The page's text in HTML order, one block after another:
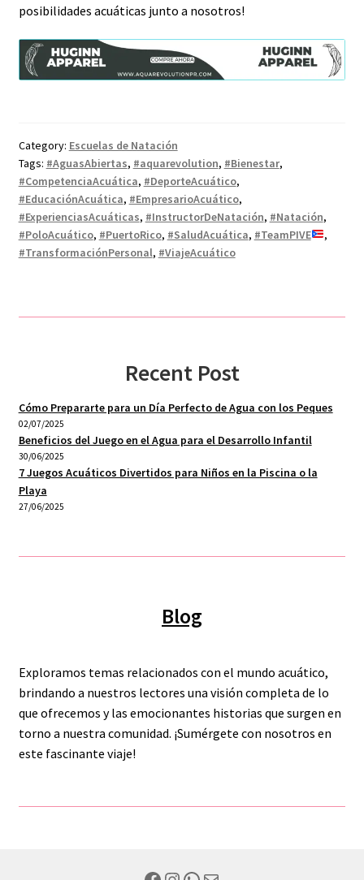
posibilidades acuáticas junto a nosotros!
Category: Escuelas de Natación
Tags: #AguasAbiertas, #aquarevolution, #Bienestar,
#CompetenciaAcuática, #DeporteAcuático,
#EducaciónAcuática, #EmpresarioAcuático,
#ExperienciasAcuáticas, #InstructorDeNatación, #Natación,
#PoloAcuático, #PuertoRico, #SaludAcuática, #TeamPIVE
,
#TransformaciónPersonal, #ViajeAcuático
Recent Post
Cómo Prepararte para un Día Perfecto de Agua con los Peques
02/07/2025
Beneficios del Juego en el Agua para el Desarrollo Infantil
30/06/2025
7 Juegos Acuáticos Divertidos para Niños en la Piscina o la
Playa
27/06/2025
Blog
Exploramos temas relacionados con el mundo acuático,
brindando a nuestros lectores una visión completa de lo
que ofrecemos y las emocionantes historias que surgen en
torno a nuestra comunidad. ¡Sumérgete con nosotros en
este fascinante viaje!